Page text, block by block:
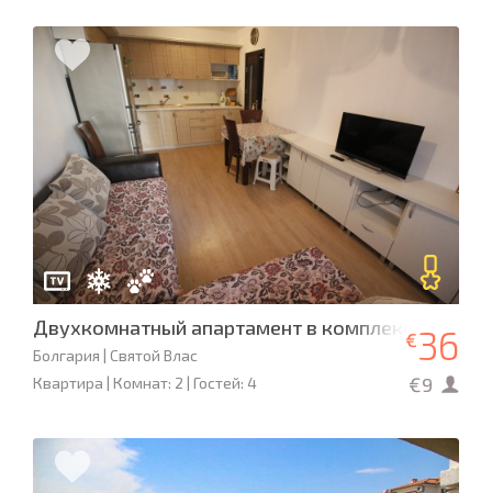
Двухкомнатный апартамент в комплексе
Болгария | Святой Влас
Квартира | Комнат: 2 | Гостей: 4
€36
€9